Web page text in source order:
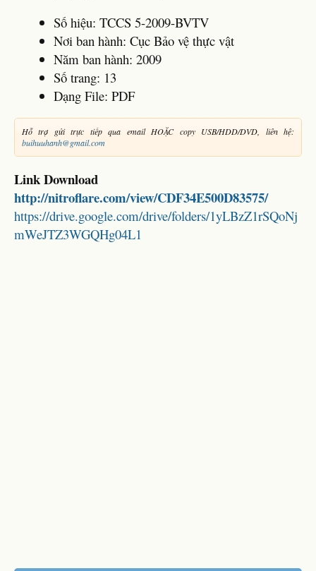
Số hiệu: TCCS 5-2009-BVTV
Nơi ban hành: Cục Bảo vệ thực vật
Năm ban hành: 2009
Số trang: 13
Dạng File: PDF
Hỗ trợ gửi trực tiếp qua email HOẶC copy USB/HDD/DVD, liên hệ:
buihuuhanh@gmail.com
Link Download
http://nitroflare.com/view/CDF34E500D83575/
https://drive.google.com/drive/folders/1yLBzZ1rSQoNj
mWeJTZ3WGQHg04L1